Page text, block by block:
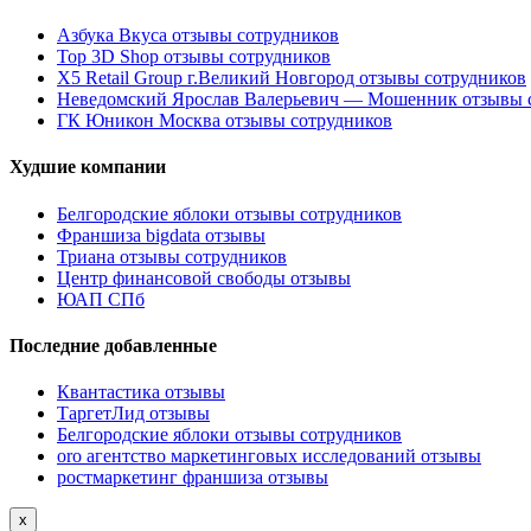
Азбука Вкуса отзывы сотрудников
Top 3D Shop отзывы сотрудников
X5 Retail Group г.Великий Новгород отзывы сотрудников
Неведомский Ярослав Валерьевич — Мошенник отзывы
ГК Юникон Москва отзывы сотрудников
Худшие компании
Белгородские яблоки отзывы сотрудников
Франшиза bigdata отзывы
Триана отзывы сотрудников
Центр финансовой свободы отзывы
ЮАП СПб
Последние добавленные
Квантастика отзывы
ТаргетЛид отзывы
Белгородские яблоки отзывы сотрудников
oro агентство маркетинговых исследований отзывы
ростмаркетинг франшиза отзывы
x